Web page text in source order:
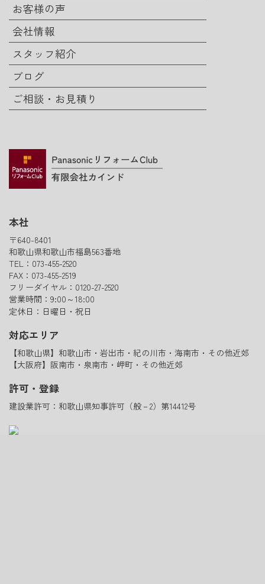
お客様の声
会社情報
スタッフ紹介
ブログ
ご相談・お見積り
本社
〒640-8401
和歌山県和歌山市福島563番地
TEL：073-455-2520
FAX：073-455-2519
フリーダイヤル：0120-27-2520
営業時間：9:00～18:00
定休日：日曜日・祝日
対応エリア
【和歌山県】和歌山市・岩出市・紀の川市・海南市・その他近郊
【大阪府】阪南市・泉南市・岬町・その他近郊
許可・登録
建設業許可：和歌山県知事許可（般－2）第14412号